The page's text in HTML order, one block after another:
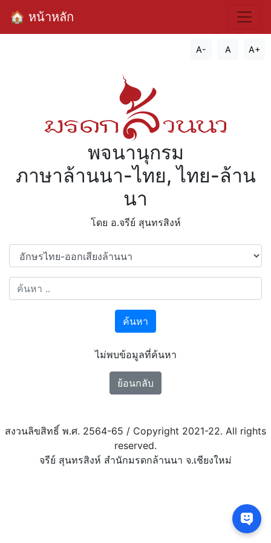
🏠 หน้าหลัก
A- A A+
พจนานุกรม
ภาษาล้านนา-ไทย, ไทย-ล้าน
นา
โดย อ.จรีย์​ สุนทรสิงห์
ค้นหา
ไม่พบข้อมูลที่ค้นหา
ย้อนกลับ
สงวนลิขสิทธิ์ พ.ศ. 2564-65 / Copyright 2021-22. All rights
reserved.
จรีย์ สุนทรสิงห์ สำนักมรดกล้านนา จ.เชียงใหม่